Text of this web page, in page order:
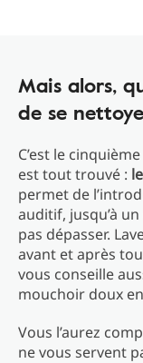
Mais alors,
de se
C’est le
est tout trouvé :
permet de
auditif, jusqu’à
pas dépasser.
avant et après
vous conseille
mouchoir doux
Vous l’aurez
ne vous servent